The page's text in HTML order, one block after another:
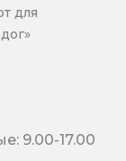
для
9.00-17.00